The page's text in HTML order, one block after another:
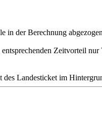
in der Berechnung
Zeitvorteil
Landesticket im